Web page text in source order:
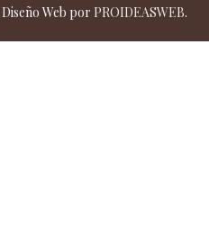
Web por PROIDEASWEB.